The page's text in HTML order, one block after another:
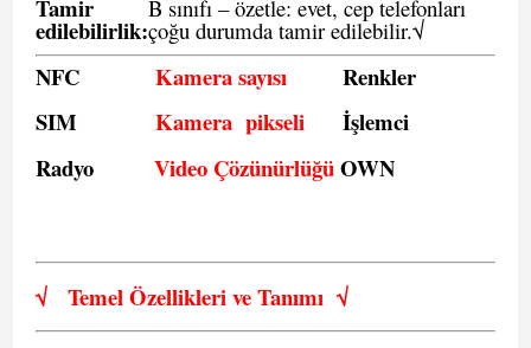
Tamir
edilebilirlik:
B sınıfı – özetle: evet, cep telefonları
çoğu durumda tamir edilebilir.√
NFC Kamera sayısı
Renkler
SIM
Kamera pikseli
İşlemci
Radyo
Video ÇözünürlüğüOWN
√ Temel Özellikleri veTanımı √